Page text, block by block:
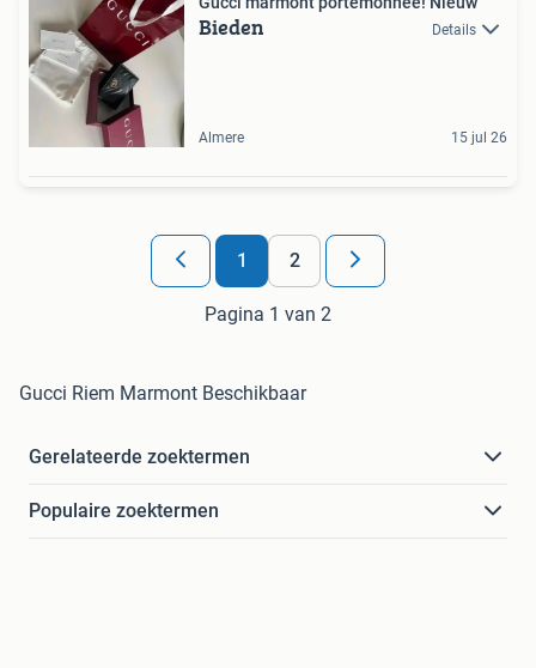
Bieden Details
Almere 15 jul 26
1 2
Pagina 1 van 2
Gucci Riem Marmont Beschikbaar
Gerelateerde zoektermen
Populaire zoektermen